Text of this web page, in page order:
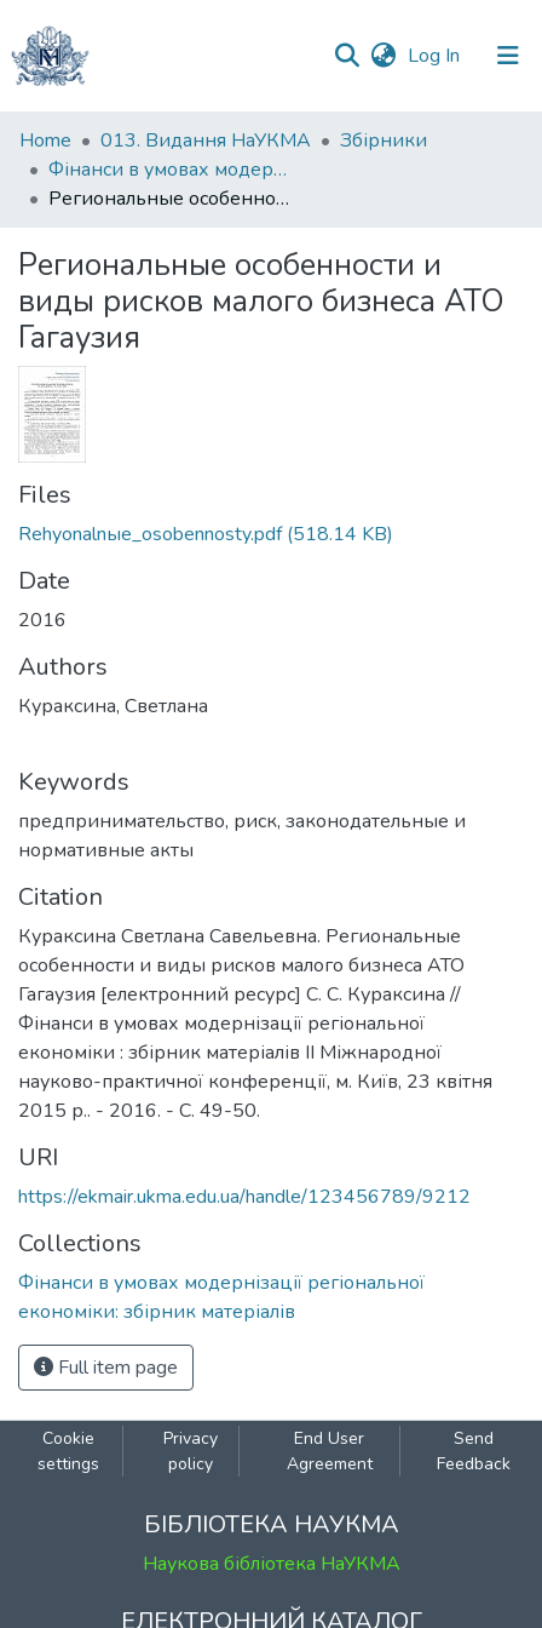
Log In (current)
Communities
&
Collections
Statistics
Home 013. Видання НаУКМА
Збірники
Фінанси в умовах модернізації регіональної економіки: збірник матеріалів
Региональные особенности и виды рисков малого бизнеса АТО Гагаузия
Региональные особенности и
виды рисков малого бизнеса АТО
Гагаузия
Files
Rehyonalnыe_osobennosty.pdf(518.14 KB)
Date
2016
Authors
Кураксина, Cветлана
Keywords
предпринимательство, риск, законодательные и
нормативные акты
Citation
Кураксина Cветлана Cавельевна. Региональные
особенности и виды рисков малого бизнеса АТО
Гагаузия [електронний ресурс] С. С. Кураксина //
Фінанси в умовах модернізації регіональної
економіки : збірник матеріалів ІІ Міжнародної
науково-практичної конференції, м. Київ, 23 квітня
2015 р.. - 2016. - С. 49-50.
URI
https://ekmair.ukma.edu.ua/handle/123456789/9212
Collections
Фінанси в умовах модернізації регіональної
економіки: збірник матеріалів
Full item page
Cookie
settings
Privacy
policy
End User
Agreement
Send
Feedback
БІБЛІОТЕКА НАУКМА
Наукова бібліотека НаУКМА
ЕЛЕКТРОННИЙ КАТАЛОГ